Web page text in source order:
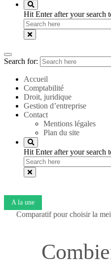
Hit Enter after your search
Search for:
Accueil
Comptabilité
Droit, juridique
Gestion d’entreprise
Contact
Mentions légales
Plan du site
Hit Enter after your search
A la une
pour choisir la meilleure